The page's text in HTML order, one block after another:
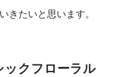
きたいと思います。
クフローラル